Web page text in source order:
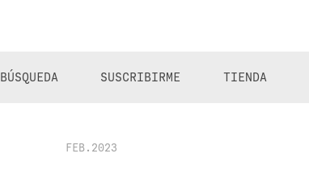
BÚSQUEDA SUSCRIBIRME TIENDA
FEB.2023